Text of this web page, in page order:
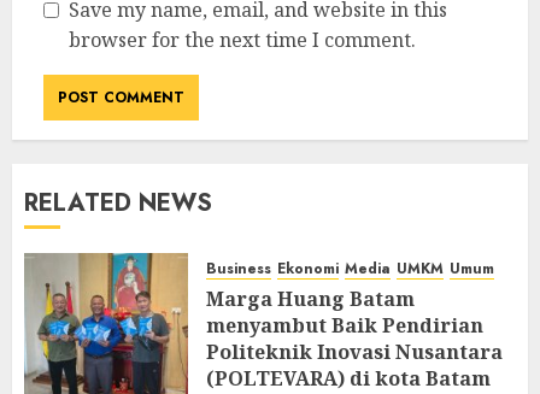
Save my name, email, and website in this
browser for the next time I comment.
RELATED NEWS
Business Ekonomi Media UMKM Umum
Marga Huang Batam
menyambut Baik Pendirian
Politeknik Inovasi Nusantara
(POLTEVARA) di kota Batam